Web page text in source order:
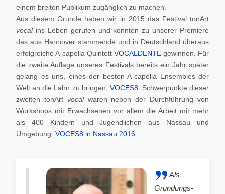
einem breiten Publikum zugänglich zu machen.
Aus diesem Grunde haben wir in 2015 das Festival tonArt
vocal ins Leben gerufen und konnten zu unserer Premiere
das aus Hannover stammende und in Deutschland überaus
erfolgreiche A-capella Quintett VOCALDENTE gewinnen. Für
die zweite Auflage unseres Festivals bereits ein Jahr später
gelang es uns, eines der besten A-capella Ensembles der
Welt an die Lahn zu bringen, VOCES8. Schwerpunkte dieser
zweiten tonArt vocalwaren neben der Durchführung von
Workshops mit Erwachsenen vor allem die Arbeit mit mehr
als 400 Kindern und Jugendlichen aus Nassau und
Umgebung: VOCES8 in Nassau 2016
Als
Gründungs-